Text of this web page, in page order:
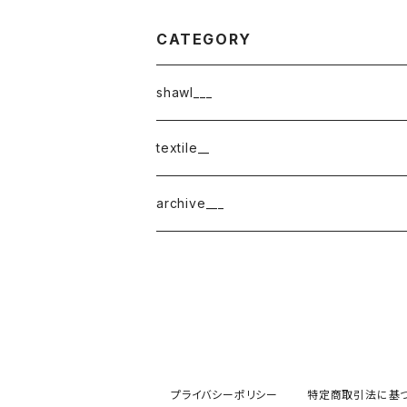
CATEGORY
shawl___
cotton
border
cotton × wool
textile__
織物
archive___
プライバシーポリシー 特定商取引法に基